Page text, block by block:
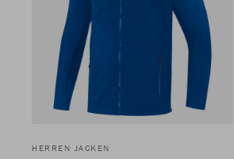
HERREN JACKEN